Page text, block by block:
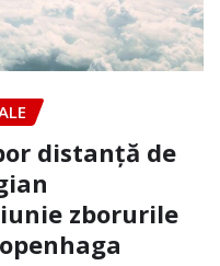
distanță de
zborurile